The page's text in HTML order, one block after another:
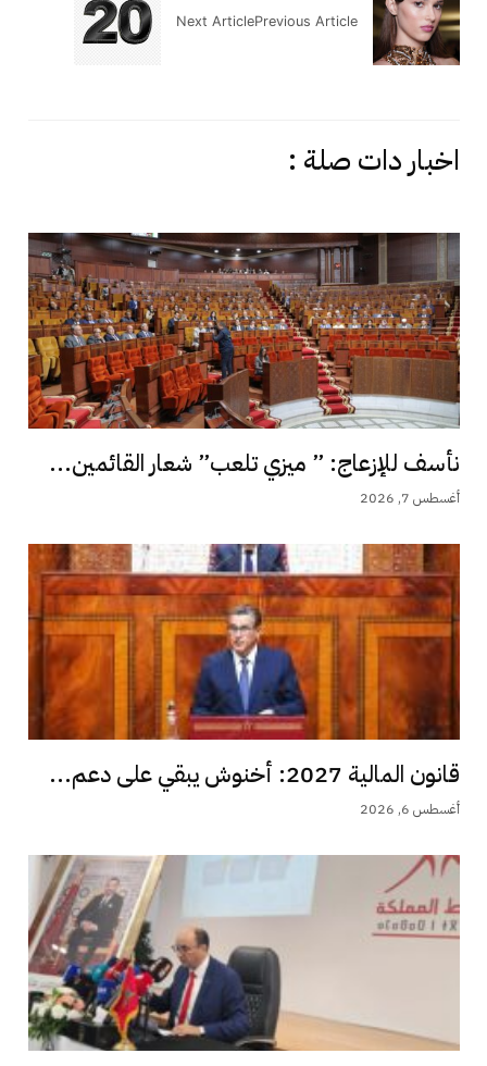
Previous Article
Next Article
اخبار دات صلة :
نأسف للإزعاج: ” ميزي تلعب” شعار القائمين...
أغسطس 7, 2026
قانون المالية 2027: أخنوش يبقي على دعم...
أغسطس 6, 2026